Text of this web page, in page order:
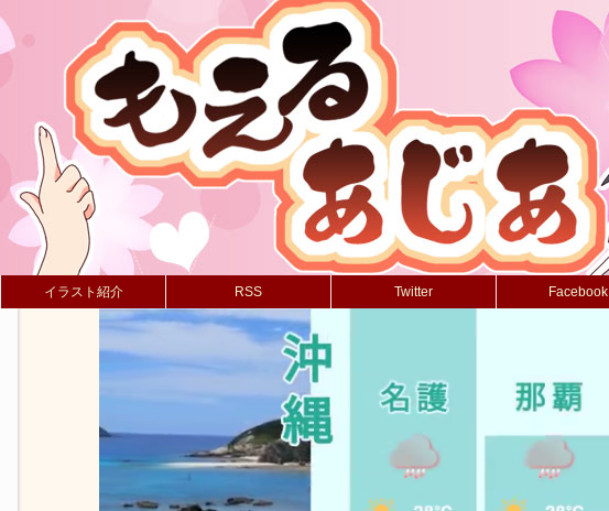
イラスト紹介 RSS Twitter Facebook